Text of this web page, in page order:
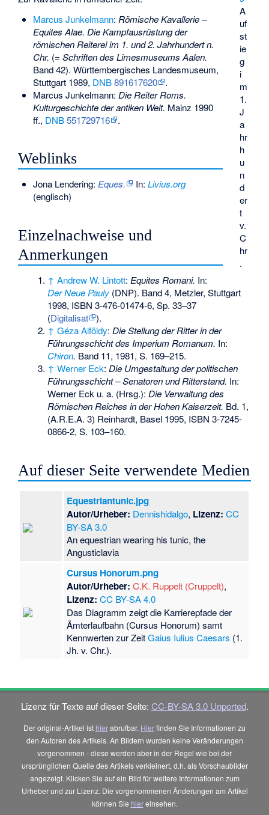
A
uf
st
ie
g
i
m
1.
J
a
hr
h
u
n
d
er
t
v.
C
hr
.
Marcus Junkelmann: Römische Kavallerie –
Equites Alae. Die Kampfausrüstung der
römischen Reiterei im 1. und 2. Jahrhundert n.
Chr. (= Schriften des Limesmuseums Aalen.
Band 42). Württembergisches Landesmuseum,
Stuttgart 1989, DNB 891617620
.
Marcus Junkelmann: Die Reiter Roms.
Kulturgeschichte der antiken Welt. Mainz 1990
ff., DNB 551729716 .
Weblinks
Jona Lendering: Eques. In: Livius.org
(englisch)
Einzelnachweise und
Anmerkungen
↑ Andrew W. Lintott: Equites Romani. In:
Der Neue Pauly (DNP). Band 4, Metzler, Stuttgart
1998, ISBN 3-476-01474-6, Sp. 33–37
(Digitalisat
).
↑ Géza Alföldy:Die Stellung der Ritter in der
Führungsschicht des Imperium Romanum. In:
Chiron. Band 11, 1981, S. 169–215.
↑ Werner Eck:Die Umgestaltung der politischen
Führungsschicht – Senatoren und Ritterstand. In:
Werner Eck u. a. (Hrsg.):Die Verwaltung des
Römischen Reiches in der Hohen Kaiserzeit. Bd. 1,
(A.R.E.A. 3) Reinhardt, Basel 1995, ISBN 3-7245-
0866-2, S. 103–160.
Auf dieser Seite verwendete Medien
Equestriantunic.jpg
Autor/Urheber: Dennishidalgo, Lizenz: CC
BY-SA 3.0
An equestrian wearing his tunic, the
Angusticlavia
Cursus Honorum.png
Autor/Urheber: C.K. Ruppelt (Cruppelt),
Lizenz: CC BY-SA 4.0
Das Diagramm zeigt die Karrierepfade der
Ämterlaufbahn (Cursus Honorum) samt
Kennwerten zur ZeitGaius Iulius Caesars (1.
Jh. v. Chr.).
Lizenz für Texte auf dieser Seite: CC-BY-SA 3.0 Unported.
Der original-Artikel ist hierabrufbar. Hierfinden Sie Informationen zu
den Autoren des Artikels. An Bildern wurden keine Veränderungen
vorgenommen - diese werden aber in der Regel wie bei der
ursprünglichen Quelle des Artikels verkleinert, d.h. als Vorschaubilder
angezeigt. Klicken Sie auf ein Bild für weitere Informationen zum
Urheber und zur Lizenz. Die vorgenommenen Änderungen am Artikel
können Sie hiereinsehen.